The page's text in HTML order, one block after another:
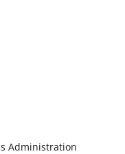
Administration